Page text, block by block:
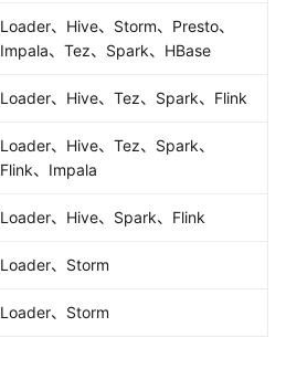
Loader、Hive、Storm、Presto、
Impala、Tez、Spark、HBase
Loader、Hive、Tez、Spark、Flink
Loader、Hive、Tez、Spark、
Flink、Impala
Loader、Hive、Spark、Flink
Loader、Storm
Loader、Storm